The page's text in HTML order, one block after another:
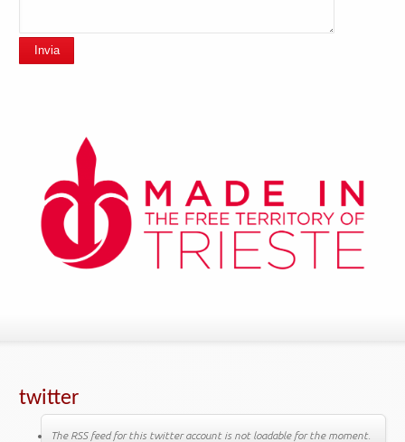
Invia
twitter
The RSS feed for this twitter account is not loadable for the moment.